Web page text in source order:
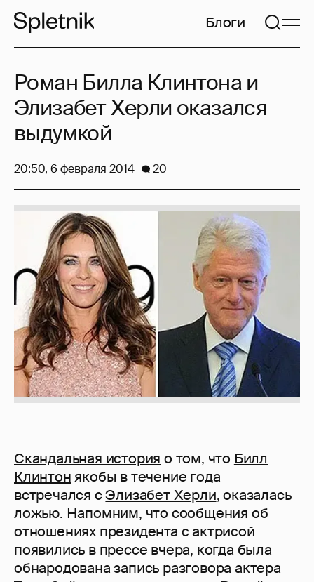
Блоги
Скандальная история о том, что Билл
Клинтонякобы в течение года
встречался сЭлизабет Херли, оказалась
ложью. Напомним, что сообщения об
отношениях президента с актрисой
появились в прессе вчера, когда была
обнародована запись разговора актера
Роман Билла Клинтона и
Элизабет Херли оказался
выдумкой
20:50, 6 февраля 2014 20